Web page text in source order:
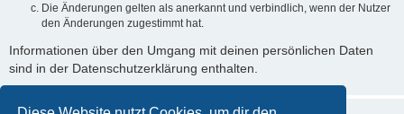
Die Änderungen gelten als anerkannt und verbindlich, wenn der Nutzer
den Änderungen zugestimmt hat.
Informationen über den Umgang mit deinen persönlichen Daten
sind in der Datenschutzerklärung enthalten.